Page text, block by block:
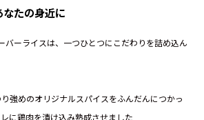
たの身近に
バーライスは、一つひとつにこだわりを詰め込ん
り強めのオリジナルスパイスをふんだんにつかっ
に鶏肉を漬け込み熟成させました